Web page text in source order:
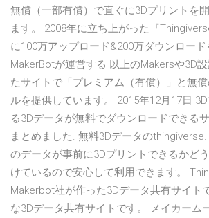
無償（一部有償）で直ぐに3Dプリントを
ます。 2008年に立ち上がった『
に100万アップロード&200万ダウンロード
MakerBotが運営する 以上のMakersや3D
たサイトで「プレミアム（有償）」と無
ルを提供しています。 2015年12月17日
る3Dデータが無料でダウンロードできる
まとめました. 無料3Dデータの
のデータが事前に3Dプリントできるかど
けているので安心して利用できます。
Makerbot社が作った3Dデータ共有サイト
な3Dデータ共有サイトです。 メイカーム